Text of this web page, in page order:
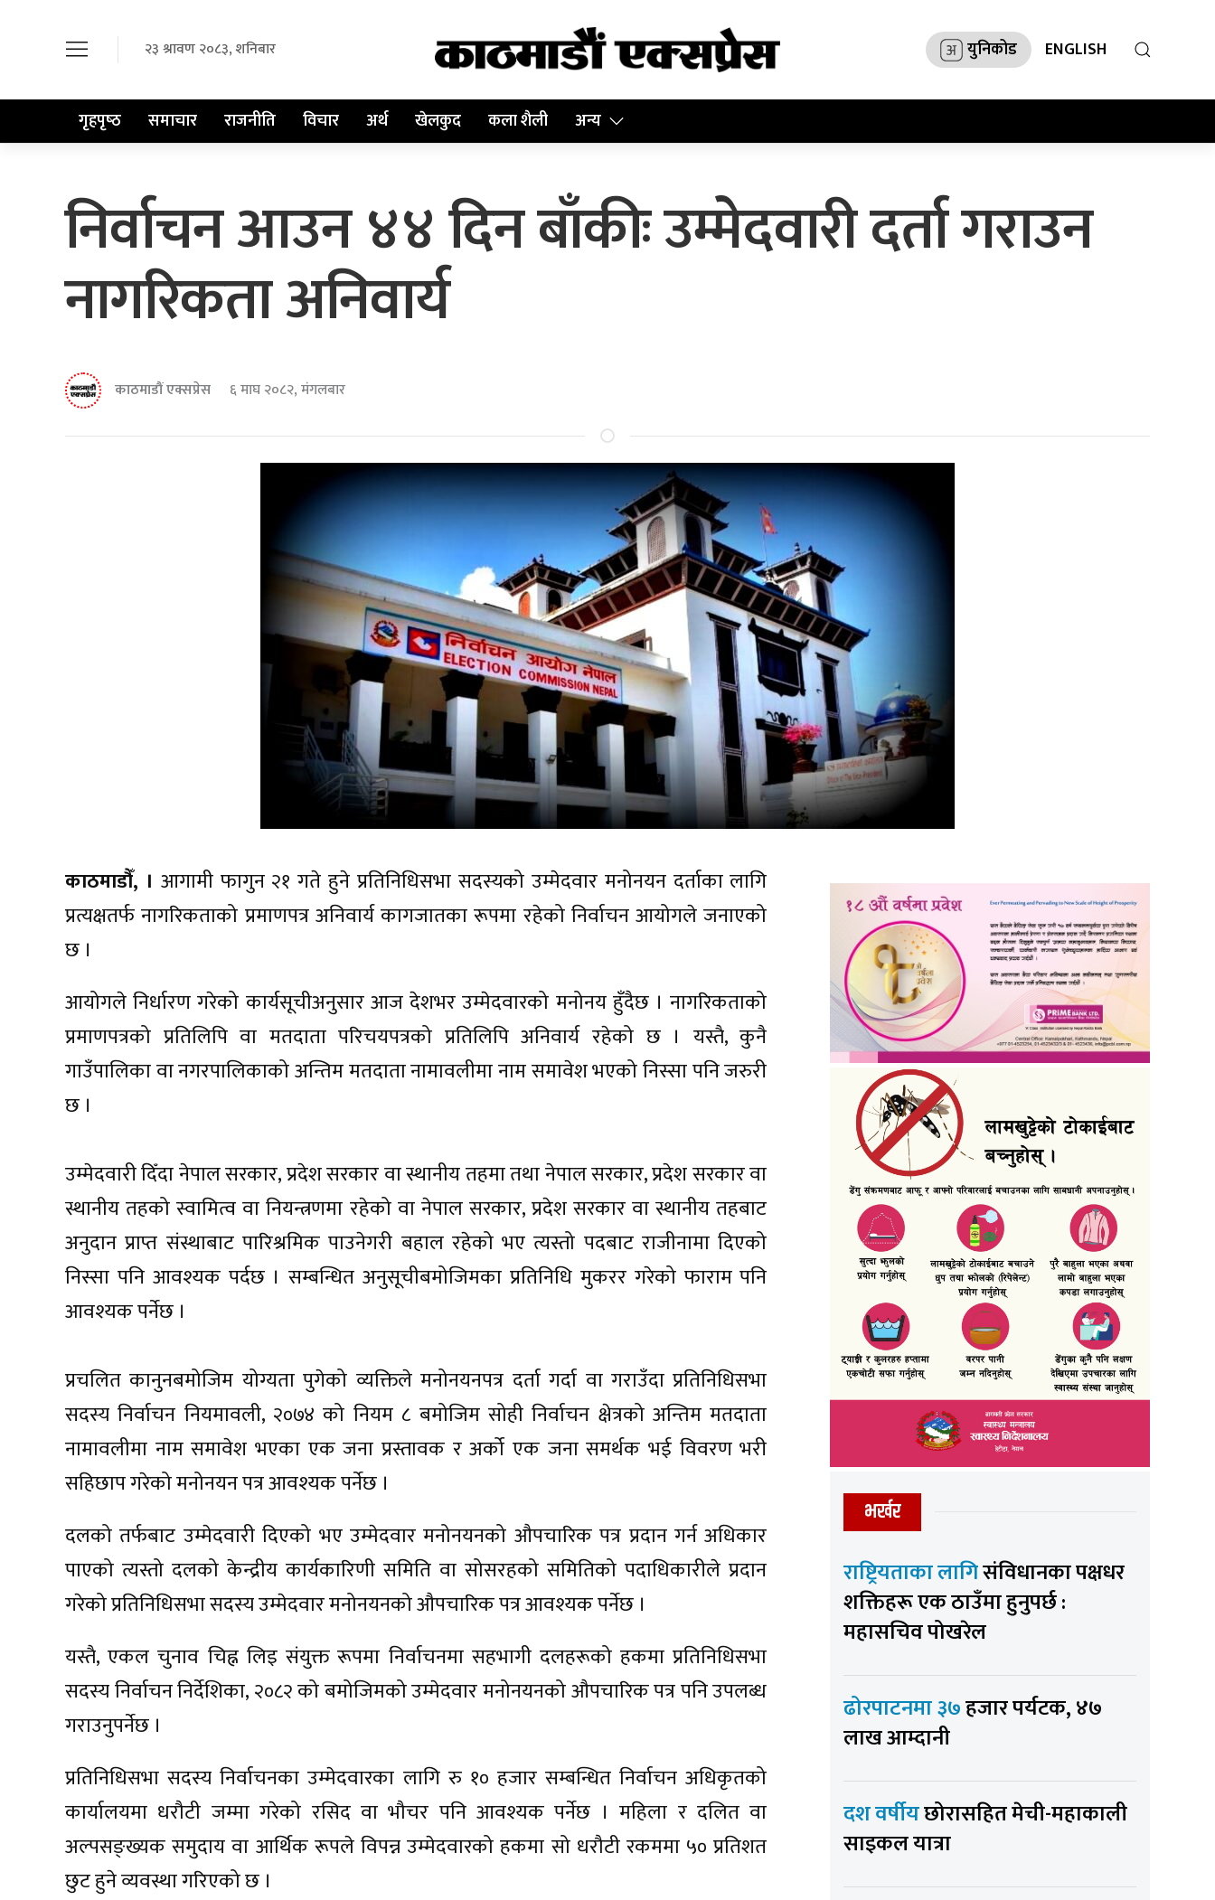
२३ श्रावण २०८३, शनिबार युनिकोड ENGLISH
गृहपृष्‍ठ समाचार राजनीति विचार अर्थ खेलकुद कला शैली अन्य
निर्वाचन आउन ४४ दिन बाँकीः उम्मेदवारी दर्ता गराउन
नागरिकता अनिवार्य
काठमाडौं एक्सप्रेस ६ माघ २०८२, मंगलबार
काठमाडौँ, । आगामी फागुन २१ गते हुने प्रतिनिधिसभा सदस्यको उम्मेदवार मनोनयन दर्ताका लागि
प्रत्यक्षतर्फ नागरिकताको प्रमाणपत्र अनिवार्य कागजातका रूपमा रहेको निर्वाचन आयोगले जनाएको
छ ।
आयोगले निर्धारण गरेको कार्यसूचीअनुसार आज देशभर उम्मेदवारको मनोनय हुँदैछ । नागरिकताको
प्रमाणपत्रको प्रतिलिपि वा मतदाता परिचयपत्रको प्रतिलिपि अनिवार्य रहेको छ । यस्तै, कुनै
गाउँपालिका वा नगरपालिकाको अन्तिम मतदाता नामावलीमा नाम समावेश भएको निस्सा पनि जरुरी
छ ।
उम्मेदवारी दिँदा नेपाल सरकार, प्रदेश सरकार वा स्थानीय तहमा तथा नेपाल सरकार, प्रदेश सरकार वा
स्थानीय तहको स्वामित्व वा नियन्त्रणमा रहेको वा नेपाल सरकार, प्रदेश सरकार वा स्थानीय तहबाट
अनुदान प्राप्त संस्थाबाट पारिश्रमिक पाउनेगरी बहाल रहेको भए त्यस्तो पदबाट राजीनामा दिएको
निस्सा पनि आवश्यक पर्दछ । सम्बन्धित अनुसूचीबमोजिमका प्रतिनिधि मुकरर गरेको फाराम पनि
आवश्यक पर्नेछ ।
प्रचलित कानुनबमोजिम योग्यता पुगेको व्यक्तिले मनोनयनपत्र दर्ता गर्दा वा गराउँदा प्रतिनिधिसभा
सदस्य निर्वाचन नियमावली, २०७४ को नियम ८ बमोजिम सोही निर्वाचन क्षेत्रको अन्तिम मतदाता
नामावलीमा नाम समावेश भएका एक जना प्रस्तावक र अर्को एक जना समर्थक भई विवरण भरी
सहिछाप गरेको मनोनयन पत्र आवश्यक पर्नेछ ।
दलको तर्फबाट उम्मेदवारी दिएको भए उम्मेदवार मनोनयनको औपचारिक पत्र प्रदान गर्न अधिकार
पाएको त्यस्तो दलको केन्द्रीय कार्यकारिणी समिति वा सोसरहको समितिको पदाधिकारीले प्रदान
गरेको प्रतिनिधिसभा सदस्य उम्मेदवार मनोनयनको औपचारिक पत्र आवश्यक पर्नेछ ।
यस्तै, एकल चुनाव चिह्न लिइ संयुक्त रूपमा निर्वाचनमा सहभागी दलहरूको हकमा प्रतिनिधिसभा
सदस्य निर्वाचन निर्देशिका, २०८२ को बमोजिमको उम्मेदवार मनोनयनको औपचारिक पत्र पनि उपलब्ध
गराउनुपर्नेछ ।
प्रतिनिधिसभा सदस्य निर्वाचनका उम्मेदवारका लागि रु १० हजार सम्बन्धित निर्वाचन अधिकृतको
कार्यालयमा धरौटी जम्मा गरेको रसिद वा भौचर पनि आवश्यक पर्नेछ । महिला र दलित वा
अल्पसङ्ख्यक समुदाय वा आर्थिक रूपले विपन्न उम्मेदवारको हकमा सो धरौटी रकममा ५० प्रतिशत
छुट हुने व्यवस्था गरिएको छ ।
भर्खर
राष्ट्रियताका लागिसंविधानका पक्षधर
शक्तिहरू एक ठाउँमा हुनुपर्छ :
महासचिव पोखरेल
ढोरपाटनमा ३७हजार पर्यटक, ४७
लाख आम्दानी
दश वर्षीयछोरासहित मेची-महाकाली
साइकल यात्रा